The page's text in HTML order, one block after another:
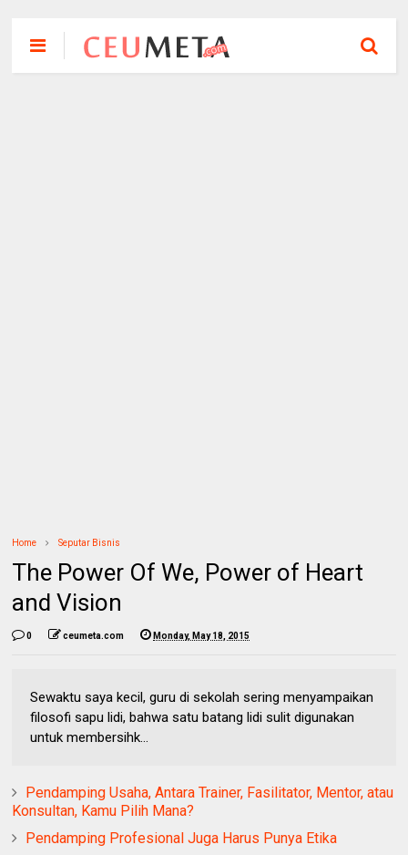
Home Seputar Bisnis
The Power Of We, Power of Heart
and Vision
0 ceumeta.com Monday, May 18, 2015
Sewaktu saya kecil, guru di sekolah sering menyampaikan
filosofi sapu lidi, bahwa satu batang lidi sulit digunakan
untuk membersihk...
Pendamping Usaha, Antara Trainer, Fasilitator, Mentor, atau
Konsultan, Kamu Pilih Mana?
Pendamping Profesional Juga Harus Punya Etika